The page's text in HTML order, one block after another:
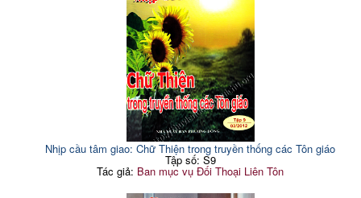
Nhịp cầu tâm giao: Chữ Thiện trong truyền thống các Tôn giáo
Tập số: S9
Tác giả: Ban mục vụ Đối Thoại Liên Tôn